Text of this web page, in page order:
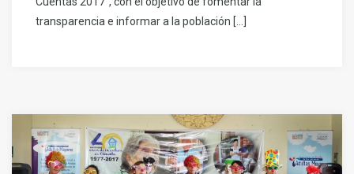
transparencia e informar a la población […]